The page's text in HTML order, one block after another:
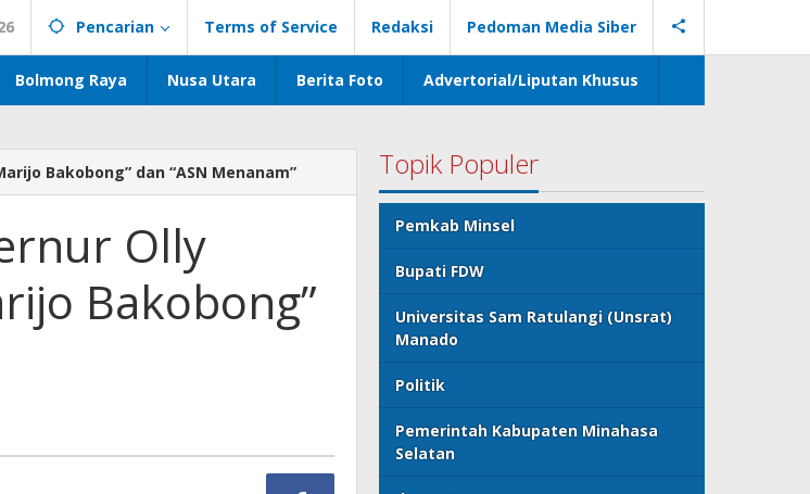
Pencarian Terms of Service Redaksi Pedoman Media Siber
Bolmong Raya Nusa Utara Berita Foto Advertorial/Liputan Khusus
Bakobong” dan “ASN Menanam”
Olly
Bakobong”
Topik Populer
Pemkab Minsel
Bupati FDW
Universitas Sam Ratulangi (Unsrat)
Manado
Politik
Pemerintah Kabupaten Minahasa
Selatan